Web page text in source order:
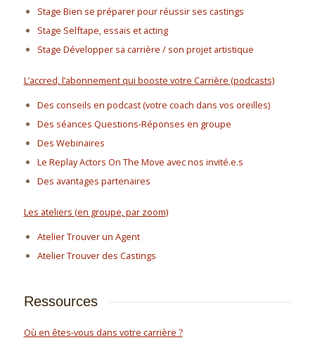
Stage Bien se préparer pour réussir ses castings
Stage Selftape, essais et acting
Stage Développer sa carrière / son projet artistique
L’accred, l’abonnement qui booste votre Carrière (podcasts)
Des conseils en podcast (votre coach dans vos oreilles)
Des séances Questions-Réponses en groupe
Des Webinaires
Le Replay Actors On The Move avec nos invité.e.s
Des avantages partenaires
Les ateliers (en groupe, par zoom)
Atelier Trouver un Agent
Atelier Trouver des Castings
Ressources
Où en êtes-vous dans votre carrière ?